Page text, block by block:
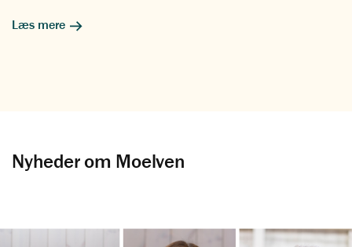
Læs mere
Nyheder om Moelven